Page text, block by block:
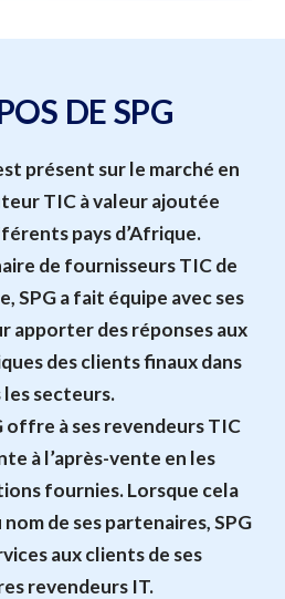
DE SPG
présent sur le marché en
TIC à valeur ajoutée
pays d’Afrique.
de fournisseurs TIC de
SPG a fait équipe avec ses
apporter des réponses aux
des clients finaux dans
secteurs.
offre à ses revendeurs TIC
à l’après-vente en les
fournies. Lorsque cela
de ses partenaires, SPG
aux clients de ses
revendeurs IT.